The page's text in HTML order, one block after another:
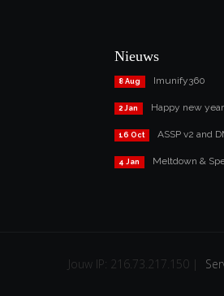
Nieuws
8 Aug Imunify360
2 Jan Happy new year
16 Oct ASSP v2 and
4 Jan Meltdown &
Jouw IP: 216.73.217.150 |